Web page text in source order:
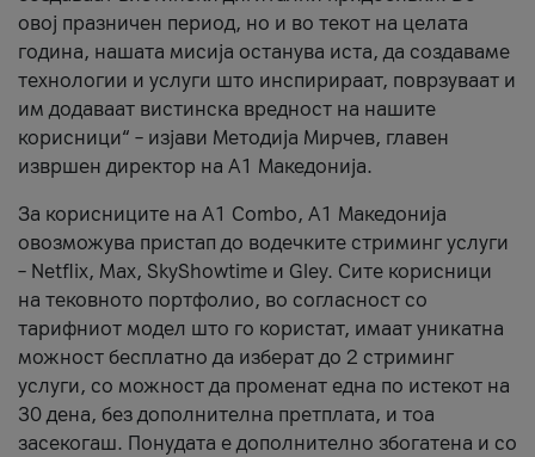
овој празничен период, но и во текот на целата
година, нашата мисија останува иста, да создаваме
технологии и услуги што инспирираат, поврзуваат и
им додаваат вистинска вредност на нашите
корисници“ – изјави Методија Мирчев, главен
извршен директор на А1 Македонија.
За корисниците на A1 Combo, А1 Македонија
овозможува пристап до водечките стриминг услуги
– Netflix, Max, SkyShowtime и Gley. Сите корисници
на тековното портфолио, во согласност со
тарифниот модел што го користат, имаат уникатна
можност бесплатно да изберат до 2 стриминг
услуги, со можност да променат една по истекот на
30 дена, без дополнителна претплата, и тоа
засекогаш. Понудата е дополнително збогатена и со